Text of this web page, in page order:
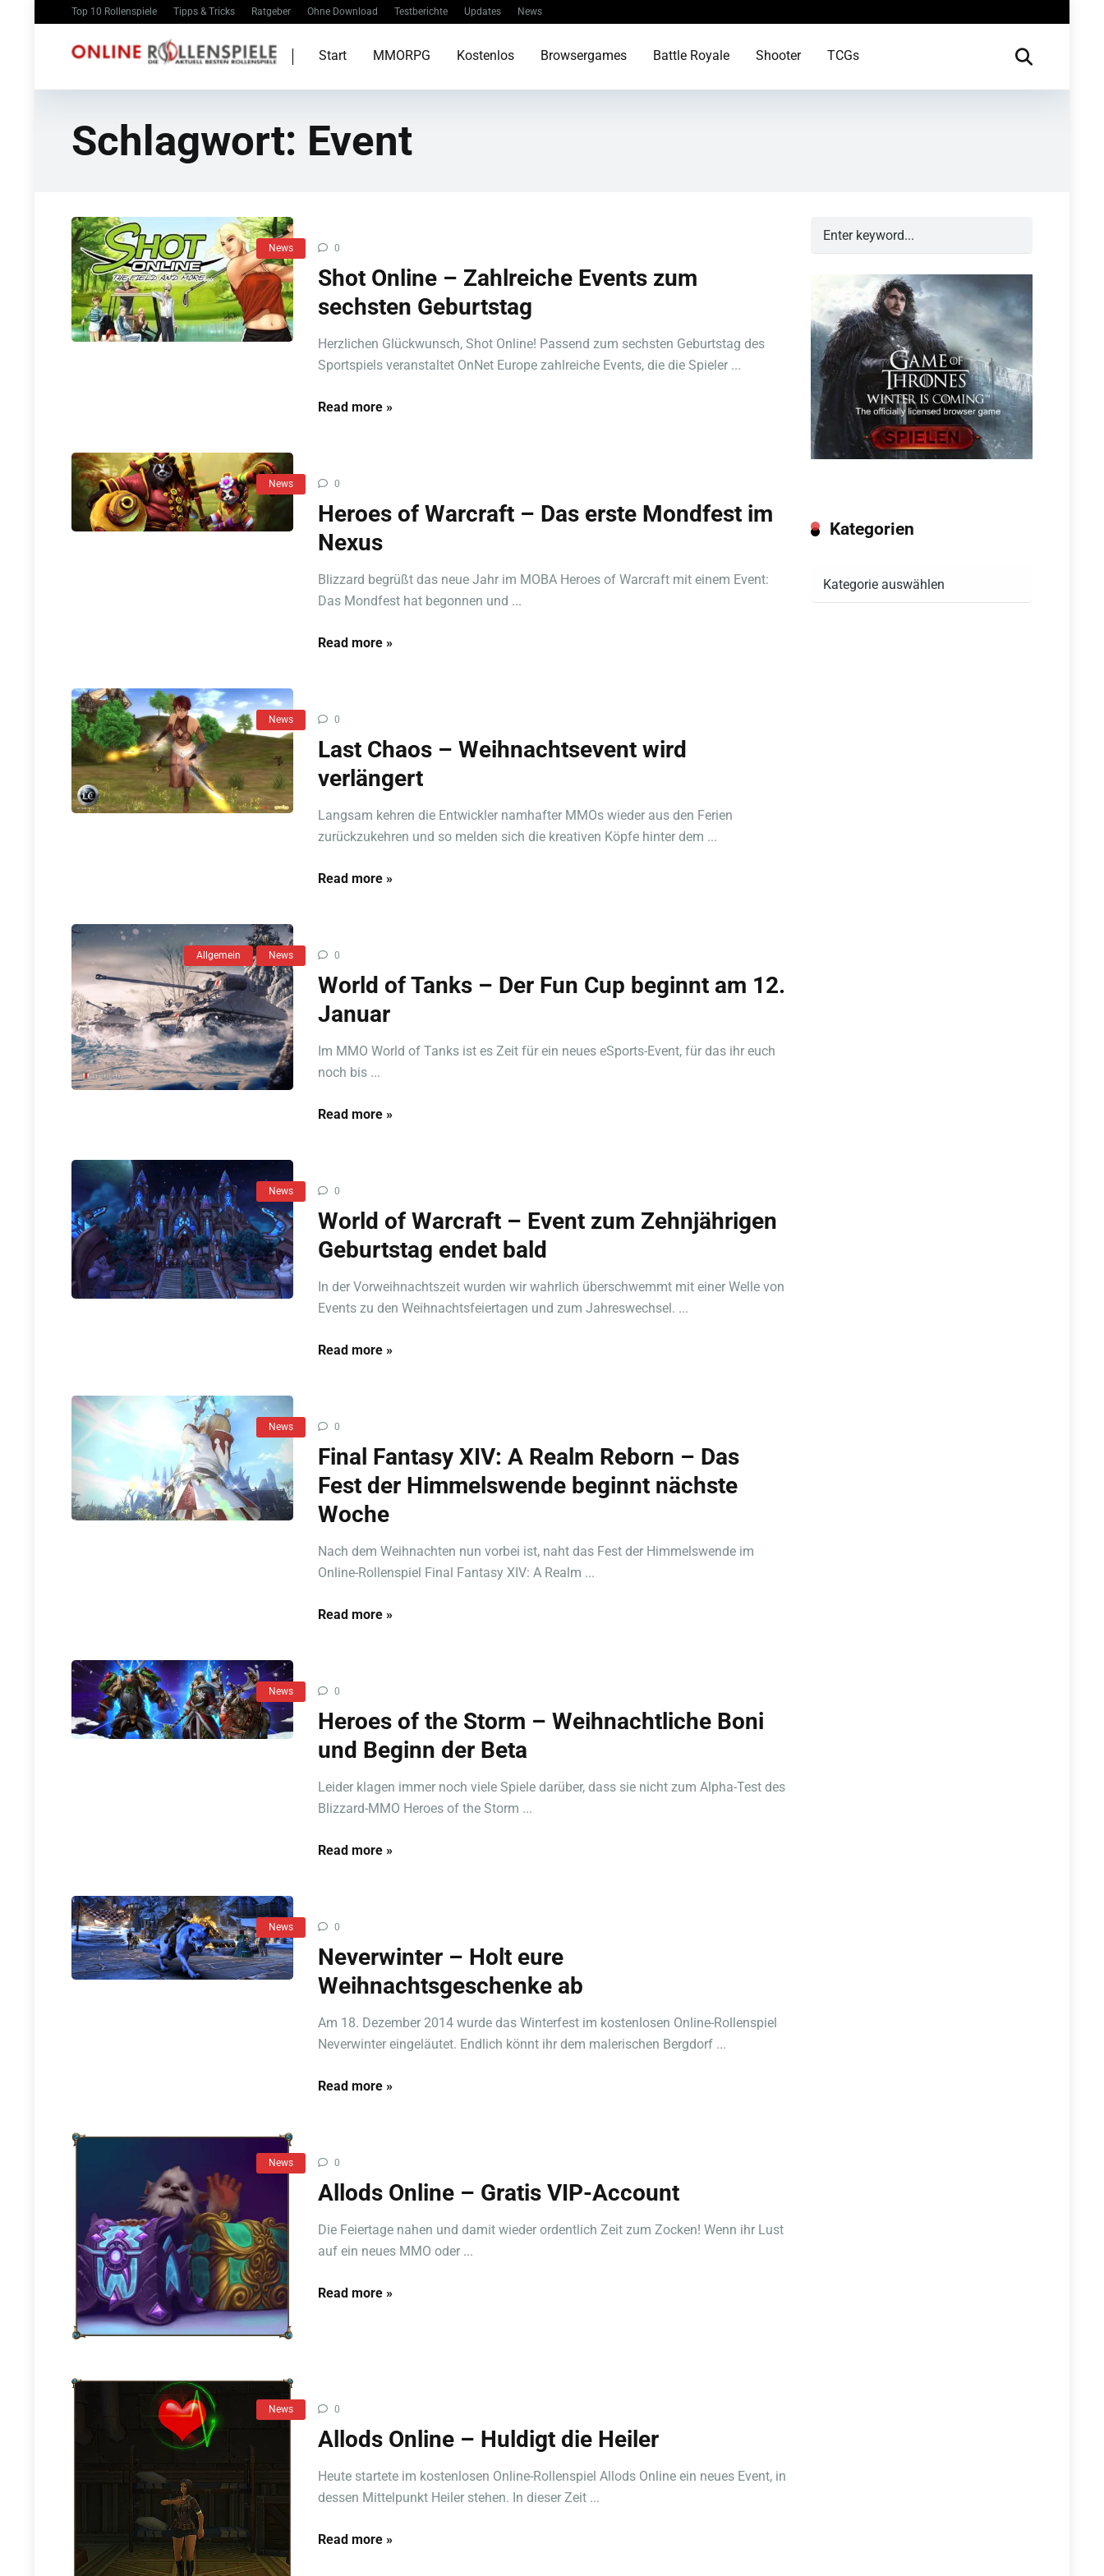
Top 10 Rollenspiele Tipps & Tricks Ratgeber Ohne Download Testberichte Updates News
Start MMORPG Kostenlos Browsergames Battle Royale Shooter TCGs
Schlagwort: Event
News 0
Shot Online – Zahlreiche Events zum
sechsten Geburtstag
Herzlichen Glückwunsch, Shot Online! Passend zum sechsten Geburtstag des
Sportspiels veranstaltet OnNet Europe zahlreiche Events, die die Spieler ...
Read more »
News 0
Heroes of Warcraft – Das erste Mondfest im
Nexus
Blizzard begrüßt das neue Jahr im MOBA Heroes of Warcraft mit einem Event:
Das Mondfest hat begonnen und ...
Read more »
News 0
Last Chaos – Weihnachtsevent wird
verlängert
Langsam kehren die Entwickler namhafter MMOs wieder aus den Ferien
zurückzukehren und so melden sich die kreativen Köpfe hinter dem ...
Read more »
Allgemein News 0
World of Tanks – Der Fun Cup beginnt am 12.
Januar
Im MMO World of Tanks ist es Zeit für ein neues eSports-Event, für das ihr euch
noch bis ...
Read more »
News 0
World of Warcraft – Event zum Zehnjährigen
Geburtstag endet bald
In der Vorweihnachtszeit wurden wir wahrlich überschwemmt mit einer Welle von
Events zu den Weihnachtsfeiertagen und zum Jahreswechsel. ...
Read more »
News 0
Final Fantasy XIV: A Realm Reborn – Das
Fest der Himmelswende beginnt nächste
Woche
Nach dem Weihnachten nun vorbei ist, naht das Fest der Himmelswende im
Online-Rollenspiel Final Fantasy XIV: A Realm ...
Read more »
News 0
Heroes of the Storm – Weihnachtliche Boni
und Beginn der Beta
Leider klagen immer noch viele Spiele darüber, dass sie nicht zum Alpha-Test des
Blizzard-MMO Heroes of the Storm ...
Read more »
News 0
Neverwinter – Holt eure
Weihnachtsgeschenke ab
Am 18. Dezember 2014 wurde das Winterfest im kostenlosen Online-Rollenspiel
Neverwinter eingeläutet. Endlich könnt ihr dem malerischen Bergdorf ...
Read more »
News 0
Allods Online – Gratis VIP-Account
Die Feiertage nahen und damit wieder ordentlich Zeit zum Zocken! Wenn ihr Lust
auf ein neues MMO oder ...
Read more »
News 0
Allods Online – Huldigt die Heiler
Heute startete im kostenlosen Online-Rollenspiel Allods Online ein neues Event, in
dessen Mittelpunkt Heiler stehen. In dieser Zeit ...
Read more »
Kategorien